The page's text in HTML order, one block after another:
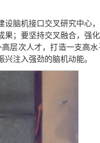
脑机接口交叉研究中心
；要坚持交叉融合，强
层次人才，打造一支高
注入强劲的脑机动能。